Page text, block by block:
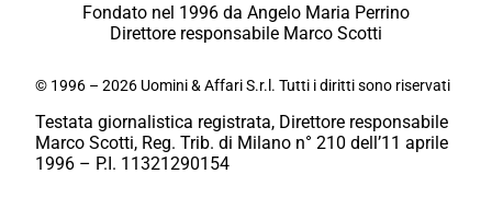
Fondato nel 1996 da Angelo Maria Perrino
Direttore responsabile Marco Scotti
© 1996 – 2026 Uomini & Affari S.r.l. Tutti i diritti sono riservati
Testata giornalistica registrata, Direttore responsabile
Marco Scotti, Reg. Trib. di Milano n° 210 dell’11 aprile
1996 – P.I. 11321290154